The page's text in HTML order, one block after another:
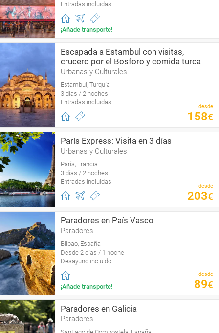
Entradas incluidas
¡Añade transporte!
Escapada a Estambul con visitas,
crucero por el Bósforo y comida turca
Urbanas y Culturales
Estambul, Turquía
3 días / 2 noches
Entradas incluidas
desde
158€
París Express: Visita en 3 días
Urbanas y Culturales
París, Francia
3 días / 2 noches
Entradas incluidas
desde
203€
Paradores en País Vasco
Paradores
Bilbao, España
Desde 2 días / 1 noche
Desayuno incluido
¡Añade transporte!
desde
89€
Paradores en Galicia
Paradores